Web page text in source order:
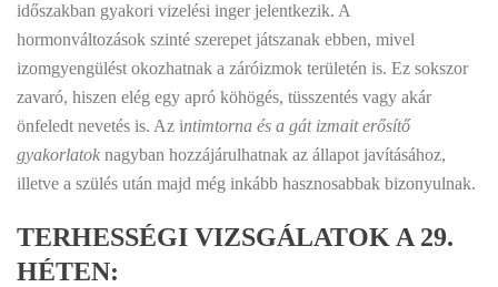
időszakban gyakori vizelési inger jelentkezik. A
hormonváltozások szinté szerepet játszanak ebben, mivel
izomgyengülést okozhatnak a záróizmok területén is. Ez sokszor
zavaró, hiszen elég egy apró köhögés, tüsszentés vagy akár
önfeledt nevetés is. Az intimtorna és a gát izmait erősítő
gyakorlatok nagyban hozzájárulhatnak az állapot javításához,
illetve a szülés után majd még inkább hasznosabbak bizonyulnak.
TERHESSÉGI VIZSGÁLATOK A 29.
HÉTEN: